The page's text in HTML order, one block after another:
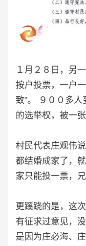
１月２８日，另
按户投票，一户
致”。 ９００多
的选举权，被一张
村民代表庄观伟
都结婚成家了，
家只能投一票，
更蹊跷的是，这
有征求过意见，
是因为庄必海、